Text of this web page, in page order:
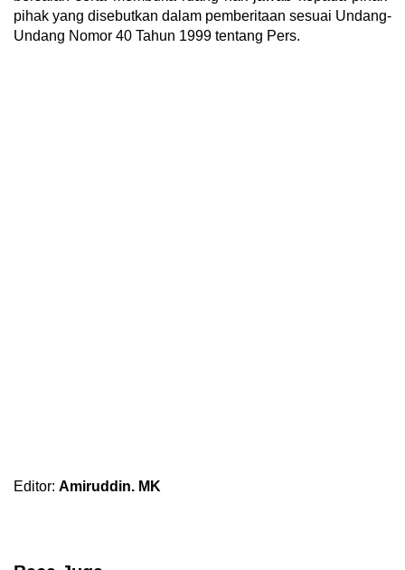
pihak yang disebutkan dalam pemberitaan sesuai Undang-
Undang Nomor 40 Tahun 1999 tentang Pers.
Editor: Amiruddin. MK